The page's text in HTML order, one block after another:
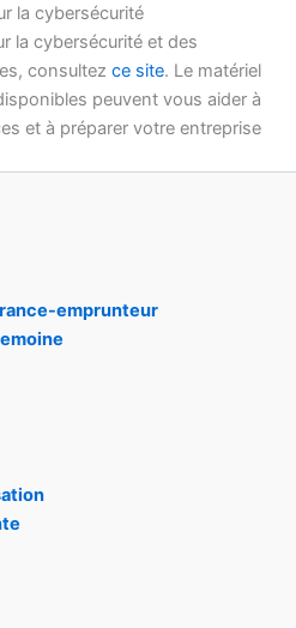
la cybersécurité
la cybersécurité et des
consultez ce site. Le matériel
peuvent vous aider à
et à préparer votre entreprise
emprunteur